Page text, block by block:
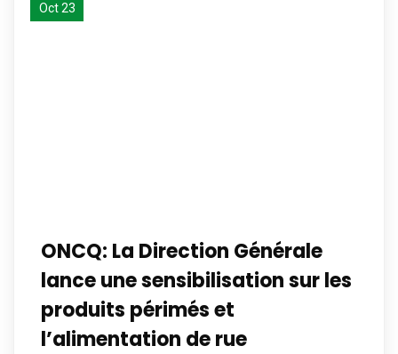
Oct 23
ONCQ: La Direction Générale
lance une sensibilisation sur les
produits périmés et
l’alimentation de rue